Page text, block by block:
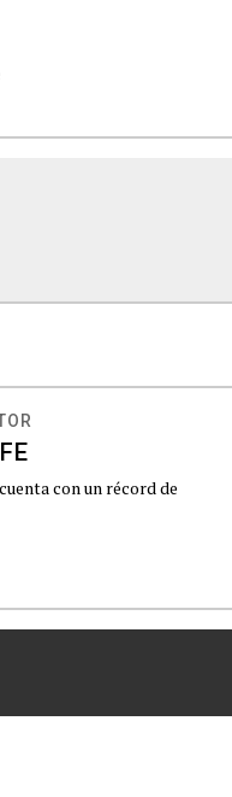
con un récord de